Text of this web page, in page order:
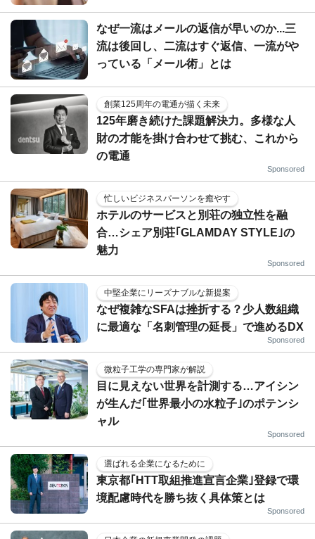
なぜ一流はメールの返信が早いのか...三
流は後回し、二流はすぐ返信、一流がや
っている「メール術」とは
創業125周年の電通が描く未来
125年磨き続けた課題解決力。多様な人
財の才能を掛け合わせて挑む、これから
の電通
Sponsored
忙しいビジネスパーソンを癒やす
ホテルのサービスと別荘の独立性を融
合…シェア別荘｢GLAMDAY STYLE｣の
魅力
Sponsored
中堅企業にリーズナブルな新提案
なぜ複雑なSFAは挫折する？少人数組織
に最適な「名刺管理の延長」で進めるDX
Sponsored
微粒子工学の専門家が解説
目に見えない世界を計測する…アイシン
が生んだ｢世界最小の水粒子｣のポテンシ
ャル
Sponsored
選ばれる企業になるために
東京都｢HTT取組推進宣言企業｣登録で環
境配慮時代を勝ち抜く具体策とは
Sponsored